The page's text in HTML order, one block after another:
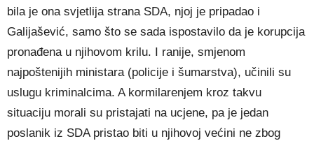
bila je ona svjetlija strana SDA, njoj je pripadao i
Galijašević, samo što se sada ispostavilo da je korupcija
pronađena u njihovom krilu. I ranije, smjenom
najpoštenijih ministara (policije i šumarstva), učinili su
uslugu kriminalcima. A kormilarenjem kroz takvu
situaciju morali su pristajati na ucjene, pa je jedan
poslanik iz SDA pristao biti u njihovoj većini ne zbog